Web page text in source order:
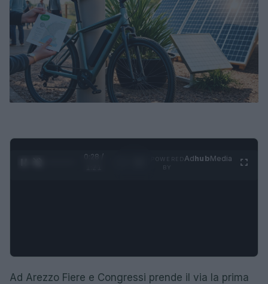
0:29 /
AdhubMedia
Ad Arezzo Fiere e Congressi prende il via la prima